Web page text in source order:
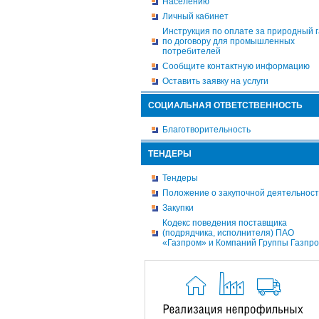
Личный кабинет
Инструкция по оплате за природный
по договору для промышленных
потребителей
Сообщите контактную информацию
Оставить заявку на услуги
СОЦИАЛЬНАЯ ОТВЕТСТВЕННОСТЬ
Благотворительность
ТЕНДЕРЫ
Тендеры
Положение о закупочной
Закупки
Кодекс поведения поставщика
(подрядчика, исполнителя) ПАО
«Газпром» и Компаний Группы